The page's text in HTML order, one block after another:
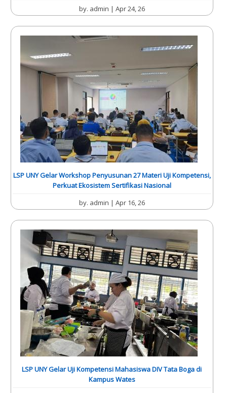
by. admin | Apr 24, 26
LSP UNY Gelar Workshop Penyusunan 27 Materi Uji Kompetensi,
Perkuat Ekosistem Sertifikasi Nasional
by. admin | Apr 16, 26
LSP UNY Gelar Uji Kompetensi Mahasiswa DIV Tata Boga di
Kampus Wates